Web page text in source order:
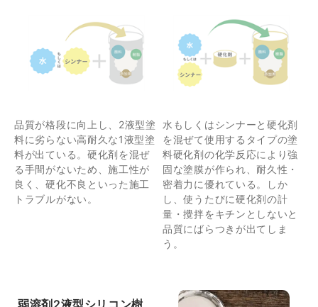
品質が格段に向上し、2液型塗
料に劣らない高耐久な1液型塗
料が出ている。硬化剤を混ぜ
る手間がないため、施工性が
良く、硬化不良といった施工
トラブルがない。
水もしくはシンナーと硬化剤
を混ぜて使用するタイプの塗
料硬化剤の化学反応により強
固な塗膜が作られ、耐久性・
密着力に優れている。しか
し、使うたびに硬化剤の計
量・攪拌をキチンとしないと
品質にばらつきが出てしま
う。
弱溶剤2液型シリコン樹